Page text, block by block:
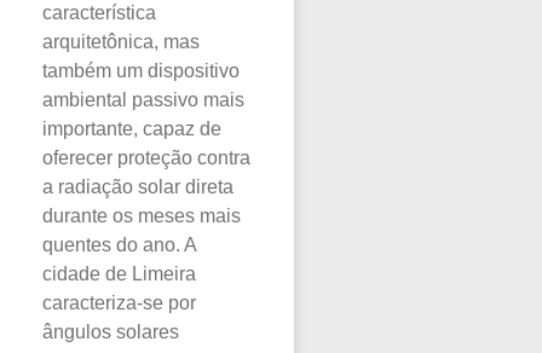
característica
arquitetônica, mas
também um dispositivo
ambiental passivo mais
importante, capaz de
oferecer proteção contra
a radiação solar direta
durante os meses mais
quentes do ano. A
cidade de Limeira
caracteriza-se por
ângulos solares